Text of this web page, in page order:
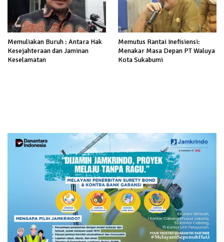
Memuliakan Buruh : Antara Hak
Kesejahteraan dan Jaminan
Keselamatan
Memutus Rantai Inefisiensi:
Menakar Masa Depan PT Waluya
Kota Sukabumi